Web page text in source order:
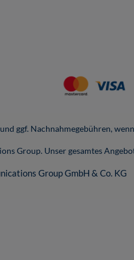
und ggf. Nachnahmegebühren,
Group. Unser gesamtes
Group GmbH & Co. KG